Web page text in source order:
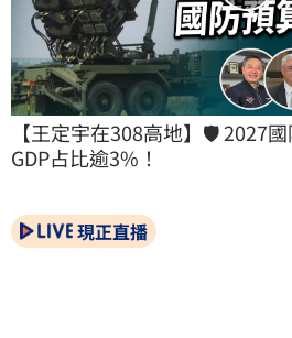
【王定宇在308高地】🛡️ 2027
GDP占比逾3%！
現正直播